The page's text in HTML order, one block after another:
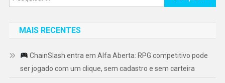
por:
MAIS RECENTES
ChainSlash entra em Alfa Aberta: RPG competitivo pode
ser jogado com um clique, sem cadastro e sem carteira